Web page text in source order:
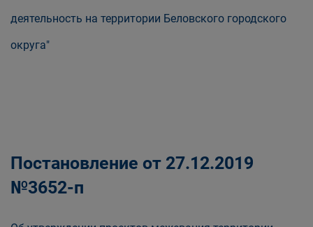
деятельность на территории Беловского городского
округа"
Постановление от 27.12.2019
№3652-п